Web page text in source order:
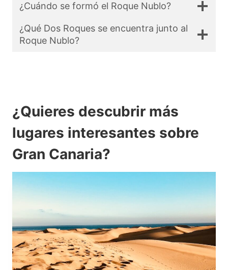
¿Cuándo se formó el Roque Nublo?
¿Qué Dos Roques se encuentra junto al
Roque Nublo?
¿Quieres descubrir más
lugares interesantes sobre
Gran Canaria?